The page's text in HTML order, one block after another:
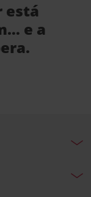
está
e a